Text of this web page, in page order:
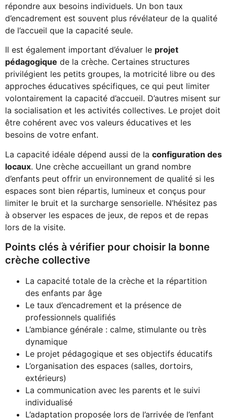
répondre aux besoins individuels. Un bon taux
d’encadrement est souvent plus révélateur de la qualité
de l’accueil que la capacité seule.
Il est également important d’évaluer le projet
pédagogique de la crèche. Certaines structures
privilégient les petits groupes, la motricité libre ou des
approches éducatives spécifiques, ce qui peut limiter
volontairement la capacité d’accueil. D’autres misent sur
la socialisation et les activités collectives. Le projet doit
être cohérent avec vos valeurs éducatives et les
besoins de votre enfant.
La capacité idéale dépend aussi de la configuration des
locaux. Une crèche accueillant un grand nombre
d’enfants peut offrir un environnement de qualité si les
espaces sont bien répartis, lumineux et conçus pour
limiter le bruit et la surcharge sensorielle. N’hésitez pas
à observer les espaces de jeux, de repos et de repas
lors de la visite.
Points clés à vérifier pour choisir la bonne
crèche collective
La capacité totale de la crèche et la répartition
des enfants par âge
Le taux d’encadrement et la présence de
professionnels qualifiés
L’ambiance générale : calme, stimulante ou très
dynamique
Le projet pédagogique et ses objectifs éducatifs
L’organisation des espaces (salles, dortoirs,
extérieurs)
La communication avec les parents et le suivi
individualisé
L’adaptation proposée lors de l’arrivée de l’enfant